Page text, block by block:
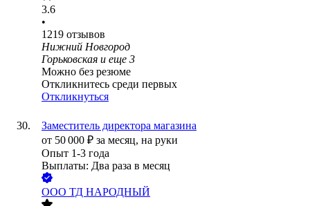
3.6
•
1219 отзывов
Нижний Новгород
Горьковская и еще 3
Можно без резюме
Откликнитесь среди первых
Откликнуться
Заместитель директора магазина
от 50 000 ₽ за месяц, на руки
Опыт 1-3 года
Выплаты: Два раза в месяц
ООО ТД НАРОДНЫЙ